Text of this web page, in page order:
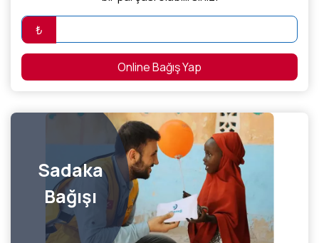
₺
Online Bağış Yap
Sadaka
Bağışı